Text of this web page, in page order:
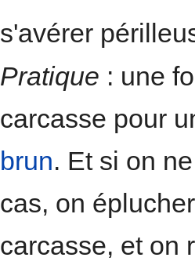
s'avérer
Pratique : une
carcasse pour
brun. Et si on
cas, on
carcasse, et on